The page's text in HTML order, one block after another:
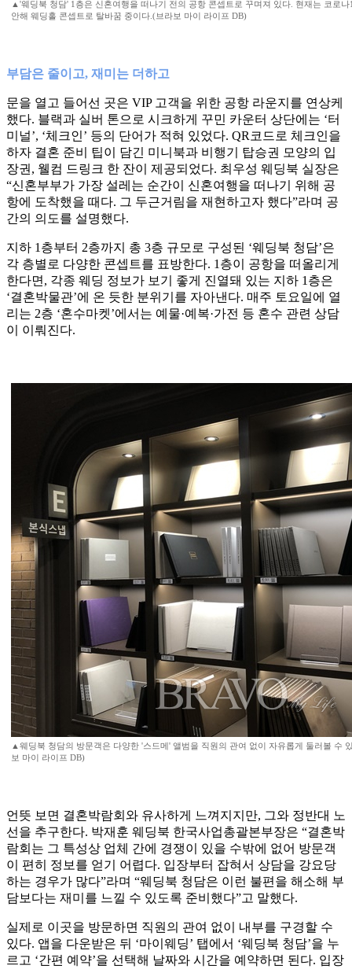
▲'웨딩북 청담' 1층은 신혼여행을 떠나기 전의 공항 콘셉트로 꾸며져 있다. 현재는 코로
안해 웨딩홀 콘셉트로 탈바꿈 중이다.(브라보 마이 라이프 DB)
부담은 줄이고, 재미는 더하고
문을 열고 들어선 곳은 VIP 고객을 위한 공항 라운지를 연상케
했다. 블랙과 실버 톤으로 시크하게 꾸민 카운터 상단에는 ‘터
미널’, ‘체크인’ 등의 단어가 적혀 있었다. QR코드로 체크인을
하자 결혼 준비 팁이 담긴 미니북과 비행기 탑승권 모양의 입
장권, 웰컴 드링크 한 잔이 제공되었다. 최우성 웨딩북 실장은
“신혼부부가 가장 설레는 순간이 신혼여행을 떠나기 위해 공
항에 도착했을 때다. 그 두근거림을 재현하고자 했다”라며 공
간의 의도를 설명했다.
지하 1층부터 2층까지 총 3층 규모로 구성된 ‘웨딩북 청담’은
각 층별로 다양한 콘셉트를 표방한다. 1층이 공항을 떠올리게
한다면, 각종 웨딩 정보가 보기 좋게 진열돼 있는 지하 1층은
‘결혼박물관’에 온 듯한 분위기를 자아낸다. 매주 토요일에 열
리는 2층 ‘혼수마켓’에서는 예물·예복·가전 등 혼수 관련 상담
이 이뤄진다.
▲웨딩북 청담의 방문객은 다양한 '스드메' 앨범을 직원의 관여 없이 자유롭게 둘러볼 수
보 마이 라이프 DB)
언뜻 보면 결혼박람회와 유사하게 느껴지지만, 그와 정반대 노
선을 추구한다. 박재훈 웨딩북 한국사업총괄본부장은 “결혼박
람회는 그 특성상 업체 간에 경쟁이 있을 수밖에 없어 방문객
이 편히 정보를 얻기 어렵다. 입장부터 잡혀서 상담을 강요당
하는 경우가 많다”라며 “웨딩북 청담은 이런 불편을 해소해 부
담보다는 재미를 느낄 수 있도록 준비했다”고 말했다.
실제로 이곳을 방문하면 직원의 관여 없이 내부를 구경할 수
있다. 앱을 다운받은 뒤 ‘마이웨딩’ 탭에서 ‘웨딩북 청담’을 누
르고 ‘간편 예약’을 선택해 날짜와 시간을 예약하면 된다. 입장